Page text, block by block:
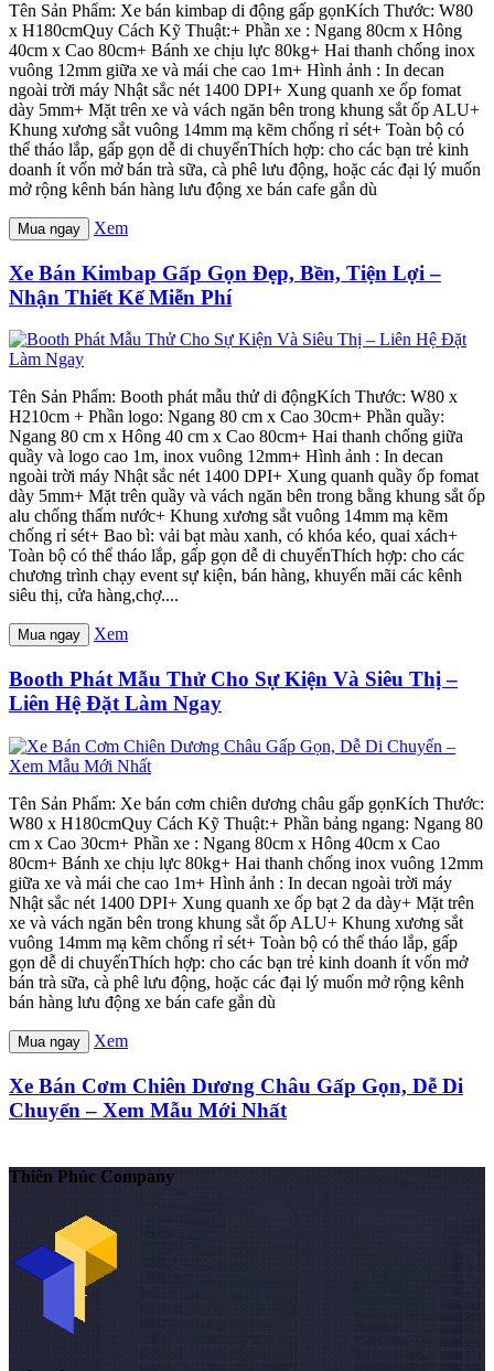
Tên Sản Phẩm: Xe bán kimbap di động gấp gọnKích Thước: W80
x H180cmQuy Cách Kỹ Thuật:+ Phần xe : Ngang 80cm x Hông
40cm x Cao 80cm+ Bánh xe chịu lực 80kg+ Hai thanh chống inox
vuông 12mm giữa xe và mái che cao 1m+ Hình ảnh : In decan
ngoài trời máy Nhật sắc nét 1400 DPI+ Xung quanh xe ốp fomat
dày 5mm+ Mặt trên xe và vách ngăn bên trong khung sắt ốp ALU+
Khung xương sắt vuông 14mm mạ kẽm chống rỉ sét+ Toàn bộ có
thể tháo lắp, gấp gọn dễ di chuyểnThích hợp: cho các bạn trẻ kinh
doanh ít vốn mở bán trà sữa, cà phê lưu động, hoặc các đại lý muốn
mở rộng kênh bán hàng lưu động xe bán cafe gắn dù
Mua ngay Xem
Xe Bán Kimbap Gấp Gọn Đẹp, Bền, Tiện Lợi –
Nhận Thiết Kế Miễn Phí
Tên Sản Phẩm: Booth phát mẫu thử di độngKích Thước: W80 x
H210cm + Phần logo: Ngang 80 cm x Cao 30cm+ Phần quầy:
Ngang 80 cm x Hông 40 cm x Cao 80cm+ Hai thanh chống giữa
quầy và logo cao 1m, inox vuông 12mm+ Hình ảnh : In decan
ngoài trời máy Nhật sắc nét 1400 DPI+ Xung quanh quầy ốp fomat
dày 5mm+ Mặt trên quầy và vách ngăn bên trong bằng khung sắt ốp
alu chống thấm nước+ Khung xương sắt vuông 14mm mạ kẽm
chống rỉ sét+ Bao bì: vải bạt màu xanh, có khóa kéo, quai xách+
Toàn bộ có thể tháo lắp, gấp gọn dễ di chuyểnThích hợp: cho các
chương trình chạy event sự kiện, bán hàng, khuyến mãi các kênh
siêu thị, cửa hàng,chợ....
Mua ngay Xem
Booth Phát Mẫu Thử Cho Sự Kiện Và Siêu Thị –
Liên Hệ Đặt Làm Ngay
Tên Sản Phẩm: Xe bán cơm chiên dương châu gấp gọnKích Thước:
W80 x H180cmQuy Cách Kỹ Thuật:+ Phần bảng ngang: Ngang 80
cm x Cao 30cm+ Phần xe : Ngang 80cm x Hông 40cm x Cao
80cm+ Bánh xe chịu lực 80kg+ Hai thanh chống inox vuông 12mm
giữa xe và mái che cao 1m+ Hình ảnh : In decan ngoài trời máy
Nhật sắc nét 1400 DPI+ Xung quanh xe ốp bạt 2 da dày+ Mặt trên
xe và vách ngăn bên trong khung sắt ốp ALU+ Khung xương sắt
vuông 14mm mạ kẽm chống rỉ sét+ Toàn bộ có thể tháo lắp, gấp
gọn dễ di chuyểnThích hợp: cho các bạn trẻ kinh doanh ít vốn mở
bán trà sữa, cà phê lưu động, hoặc các đại lý muốn mở rộng kênh
bán hàng lưu động xe bán cafe gắn dù
Mua ngay Xem
Xe Bán Cơm Chiên Dương Châu Gấp Gọn, Dễ Di
Chuyển – Xem Mẫu Mới Nhất
Thiên Phúc Company